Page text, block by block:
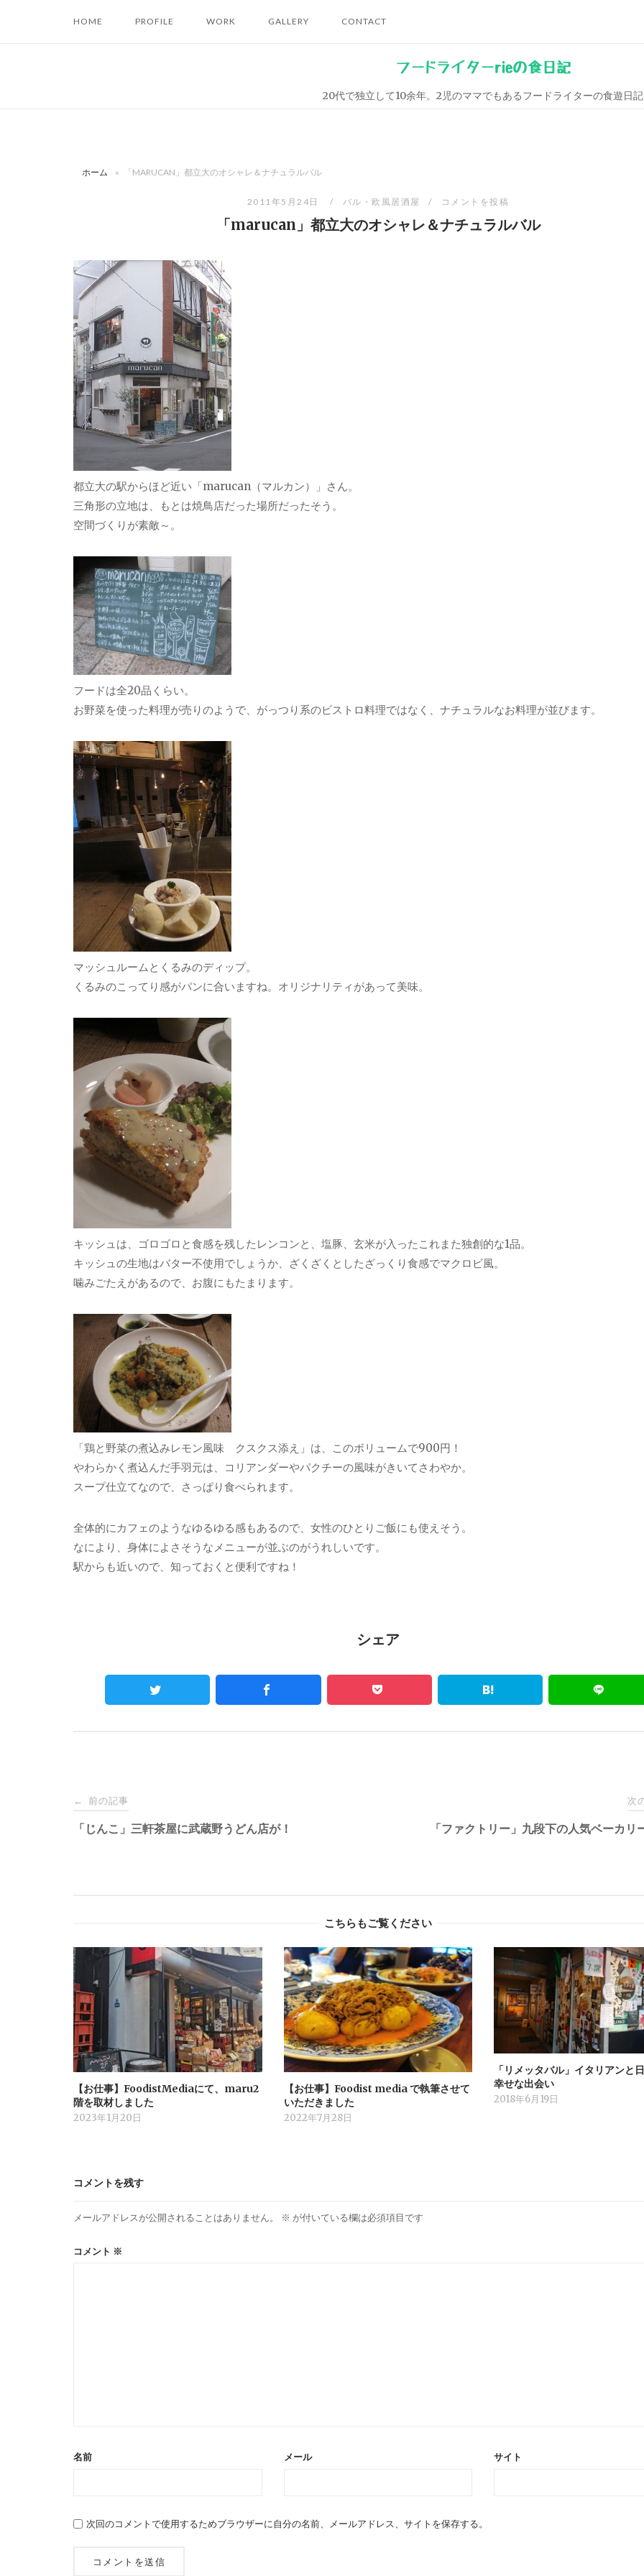
HOME PROFILE WORK GALLERY CONTACT
フードライターrieの食日記
20代で独立して10余年。2児のママでもあるフードライターの食遊日記
ホーム » 「MARUCAN」都立大のオシャレ＆ナチュラルバル
2011年5月24日 バル・欧風居酒屋 コメントを投稿
「marucan」都立大のオシャレ＆ナチュラルバル
都立大の駅からほど近い「marucan（マルカン）」さん。
三角形の立地は、もとは焼鳥店だった場所だったそう。
空間づくりが素敵～。
フードは全20品くらい。
お野菜を使った料理が売りのようで、がっつり系のビストロ料理ではなく、ナチュラルなお料理が並びます。
マッシュルームとくるみのディップ。
くるみのこってり感がパンに合いますね。オリジナリティがあって美味。
キッシュは、ゴロゴロと食感を残したレンコンと、塩豚、玄米が入ったこれまた独創的な1品。
キッシュの生地はバター不使用でしょうか、ざくざくとしたざっくり食感でマクロビ風。
噛みごたえがあるので、お腹にもたまります。
「鶏と野菜の煮込みレモン風味 クスクス添え」は、このボリュームで900円！
やわらかく煮込んだ手羽元は、コリアンダーやパクチーの風味がきいてさわやか。
スープ仕立てなので、さっぱり食べられます。
全体的にカフェのようなゆるゆる感もあるので、女性のひとりご飯にも使えそう。
なにより、身体によさそうなメニューが並ぶのがうれしいです。
駅からも近いので、知っておくと便利ですね！
シェア
Post
navigation
← 前の記事
「じんこ」三軒茶屋に武蔵野うどん店が！
次
「ファクトリー」九段下の人気ベーカリ
こちらもご覧ください
【お仕事】FoodistMediaにて、maru2
階を取材しました
2023年1月20日
【お仕事】Foodist media で執筆させて
いただきました
2022年7月28日
「リメッタバル」イタリアンと
幸せな出会い
2018年6月19日
コメントを残す
メールアドレスが公開されることはありません。 ※ が付いている欄は必須項目です
コメント ※
名前 メール サイト
次回のコメントで使用するためブラウザーに自分の名前、メールアドレス、サイトを保存する。